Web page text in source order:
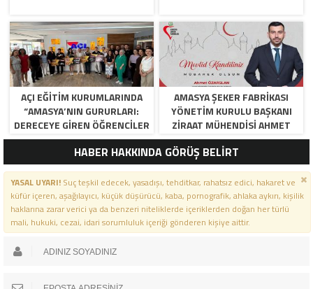
AÇI EĞİTİM KURUMLARINDA
“AMASYA’NIN GURURLARI:
DERECEYE GIREN ÖĞRENCILER
İÇIN ANLAMLI TÖREN”
AMASYA ŞEKER FABRIKASI
YÖNETIM KURULU BAŞKANI
ZIRAAT MÜHENDISI AHMET
ÖZARSLAN’IN MEVLID KANDILI
MESAJI
HABER HAKKINDA GÖRÜŞ BELİRT
YASAL UYARI!Suç teşkil edecek, yasadışı, tehditkar, rahatsız edici, hakaret ve
küfür içeren, aşağılayıcı, küçük düşürücü, kaba, pornografik, ahlaka aykırı, kişilik
haklarına zarar verici ya da benzeri niteliklerde içeriklerden doğan her türlü
mali, hukuki, cezai, idari sorumluluk içeriği gönderen kişiye aittir.